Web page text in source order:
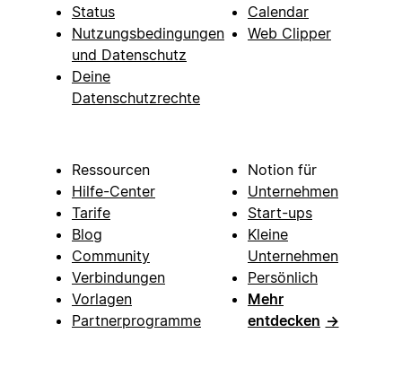
Status
Nutzungsbedingungen
und Datenschutz
Deine
Datenschutzrechte
Calendar
Web Clipper
Ressourcen
Hilfe-Center
Tarife
Blog
Community
Verbindungen
Vorlagen
Partnerprogramme
Notion für
Unternehmen
Start-ups
Kleine
Unternehmen
Persönlich
Mehr
entdecken →